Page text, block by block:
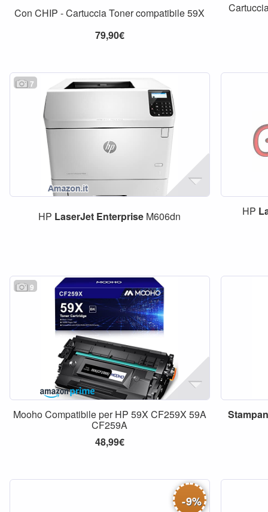
Con CHIP - Cartuccia Toner compatibile 59X
79,90€
7
HP LaserJet Enterprise M606dn HP
9
Mooho Compatibile per HP 59X CF259X 59A
CF259A
48,99€
-9%